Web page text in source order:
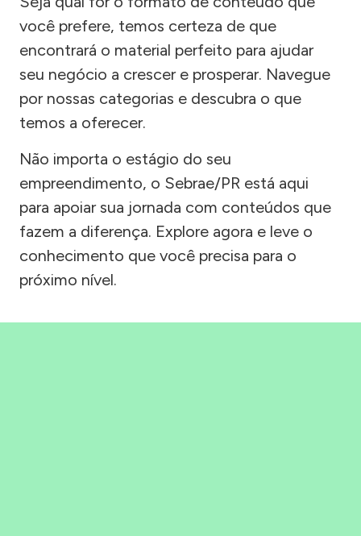
você prefere, temos certeza de que
encontrará o material perfeito para ajudar
seu negócio a crescer e prosperar. Navegue
por nossas categorias e descubra o que
temos a oferecer.
Não importa o estágio do seu
empreendimento, o Sebrae/PR está aqui
para apoiar sua jornada com conteúdos que
fazem a diferença. Explore agora e leve o
conhecimento que você precisa para o
próximo nível.